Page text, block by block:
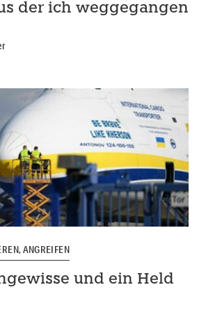
der ich weggegangen
ANGREIFEN
und ein Held